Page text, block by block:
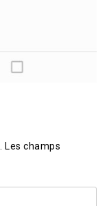
Les champs